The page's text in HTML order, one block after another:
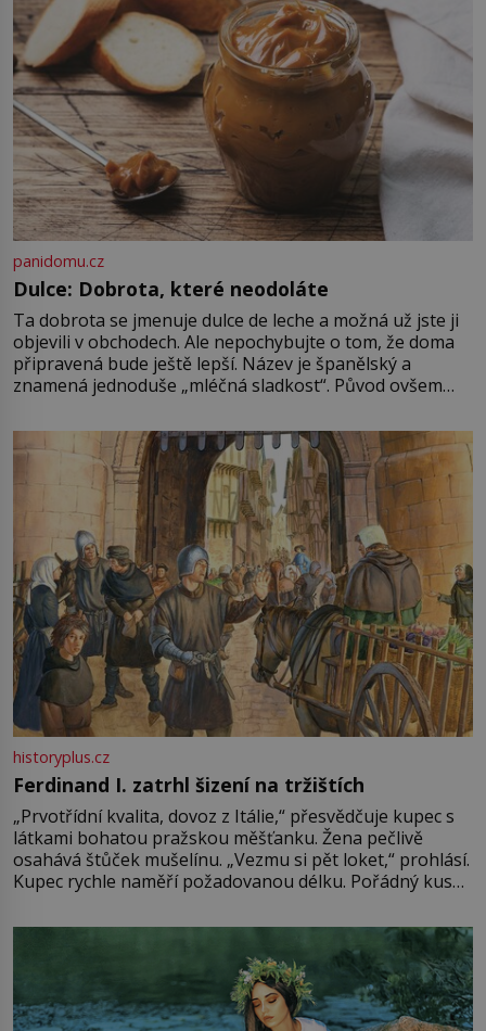
vrahů, Jeffrey Dahmer (1960–1994).
Je 27. května 1991. […]
panidomu.cz
Dulce: Dobrota, které neodoláte
Ta dobrota se jmenuje dulce de leche a možná už jste ji
objevili v obchodech. Ale nepochybujte o tom, že doma
připravená bude ještě lepší. Název je španělský a
znamená jednoduše „mléčná sladkost“. Původ ovšem
pře hned několik latinskoamerických zemí a k tomu
Francie, kde se traduje,
historyplus.cz
Ferdinand I. zatrhl šizení na tržištích
„Prvotřídní kvalita, dovoz z Itálie,“ přesvědčuje kupec s
látkami bohatou pražskou měšťanku. Žena pečlivě
osahává štůček mušelínu. „Vezmu si pět loket,“ prohlásí.
Kupec rychle naměří požadovanou délku. Pořádný kus
milostpaní. Stačí jenom na sukni,“ zhodnotí švadlena
množství růžového mušelínu. „Ošidili vás, podívejte.“
Vezme do ruky dřevěnou